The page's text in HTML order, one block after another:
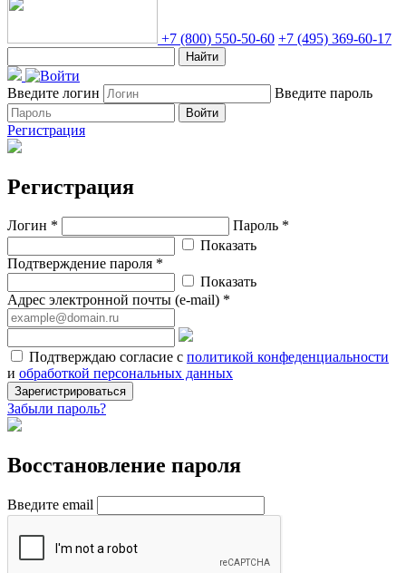
+7 (800) 550-50-60 +7 (495) 369-60-17
Найти
Введите логин Введите пароль
Войти
Регистрация
Регистрация
Логин *
Пароль *
Показать
Подтверждение пароля *
Показать
Адрес электронной почты (e-mail) *
Подтверждаю согласие с политикой конфеденциальности
и обработкой персональных данных
Зарегистрироваться
Забыли пароль?
Восстановление пароля
Введите email